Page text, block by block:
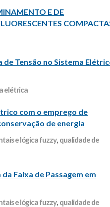
E DE
Tensão no Sistema
elétrica
com o emprego de
de energia
e lógica fuzzy, qualidade de
Faixa de Passagem em
e lógica fuzzy, qualidade de